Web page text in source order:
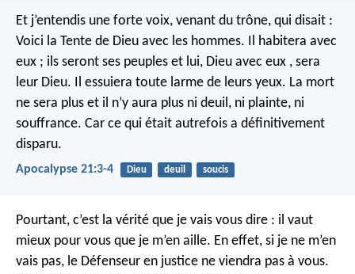
Et j’entendis une forte voix, venant du trône, qui disait :
Voici la Tente de Dieu avec les hommes. Il habitera avec
eux ; ils seront ses peuples et lui, Dieu avec eux , sera
leur Dieu. Il essuiera toute larme de leurs yeux. La mort
ne sera plus et il n’y aura plus ni deuil, ni plainte, ni
souffrance. Car ce qui était autrefois a définitivement
disparu.
Apocalypse 21:3-4 Dieu deuil soucis
Pourtant, c’est la vérité que je vais vous dire : il vaut
mieux pour vous que je m’en aille. En effet, si je ne m’en
vais pas, le Défenseur en justice ne viendra pas à vous.